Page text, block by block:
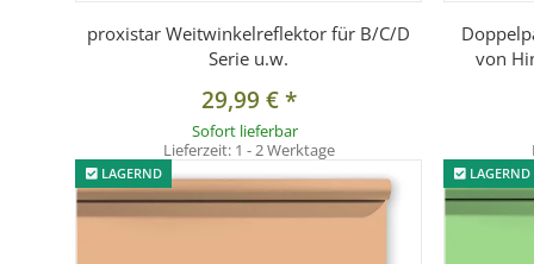
proxistar Weitwinkelreflektor für B/C/D
Serie u.w.
29,99 €*
Sofort lieferbar
Lieferzeit: 1 - 2 Werktage
von
LAGERND LAGERND